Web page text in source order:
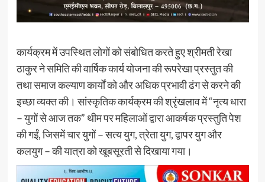
कार्यक्रम में उपस्थित लोगों को संबोधित करते हुए श्रीमती रेखा
ठाकुर ने समिति की वार्षिक कार्य योजना की रूपरेखा प्रस्तुत की
तथा समाज कल्याण कार्यों को और अधिक प्रभावी ढंग से करने की
इच्छा व्यक्त की। सांस्कृतिक कार्यक्रम की श्रृंखलाव में “नृत्य धारा
– युगों से आज तक” थीम पर महिलाओं द्वारा आकर्षक प्रस्तुति पेश
की गईं, जिसमें चार युगों – सत्य युग, त्रेता युग, द्वापर युग और
कलयुग – की यात्रा को खूबसूरती से दिखाया गया।